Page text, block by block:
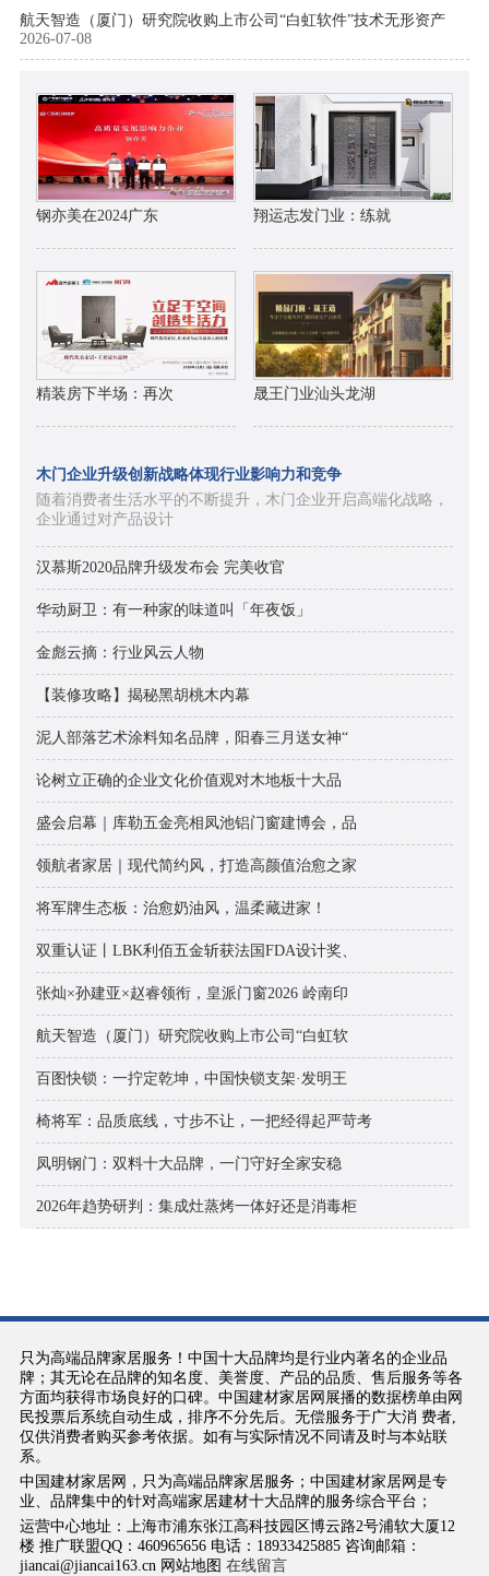
航天智造（厦门）研究院收购上市公司“白虹软件”技术无形资产
2026-07-08
钢亦美在2024广东 翔运志发门业：练就
精装房下半场：再次 晟王门业汕头龙湖
木门企业升级创新战略体现行业影响力和竞争
随着消费者生活水平的不断提升，木门企业开启高端化战略，
企业通过对产品设计
汉慕斯2020品牌升级发布会 完美收官
华动厨卫：有一种家的味道叫「年夜饭」
金彪云摘：行业风云人物
【装修攻略】揭秘黑胡桃木内幕
泥人部落艺术涂料知名品牌，阳春三月送女神“
论树立正确的企业文化价值观对木地板十大品
盛会启幕｜库勒五金亮相凤池铝门窗建博会，品
领航者家居｜现代简约风，打造高颜值治愈之家
将军牌生态板：治愈奶油风，温柔藏进家！
双重认证丨LBK利佰五金斩获法国FDA设计奖、
张灿×孙建亚×赵睿领衔，皇派门窗2026 岭南印
航天智造（厦门）研究院收购上市公司“白虹软
百图快锁：一拧定乾坤，中国快锁支架·发明王
椅将军：品质底线，寸步不让，一把经得起严苛考
凤明钢门：双料十大品牌，一门守好全家安稳
2026年趋势研判：集成灶蒸烤一体好还是消毒柜
只为高端品牌家居服务！中国十大品牌均是行业内著名的企业品
牌；其无论在品牌的知名度、美誉度、产品的品质、售后服务等各
方面均获得市场良好的口碑。中国建材家居网展播的数据榜单由网
民投票后系统自动生成，排序不分先后。无偿服务于广大消 费者,
仅供消费者购买参考依据。如有与实际情况不同请及时与本站联
系。
中国建材家居网，只为高端品牌家居服务；中国建材家居网是专
业、品牌集中的针对高端家居建材十大品牌的服务综合平台；
运营中心地址：上海市浦东张江高科技园区博云路2号浦软大厦12
楼 推广联盟QQ：460965656 电话：18933425885 咨询邮箱：
jiancai@jiancai163.cn 网站地图 在线留言